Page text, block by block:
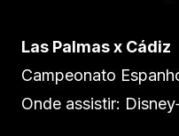
Las Palmas x Cádiz
Campeonato
Onde assistir: